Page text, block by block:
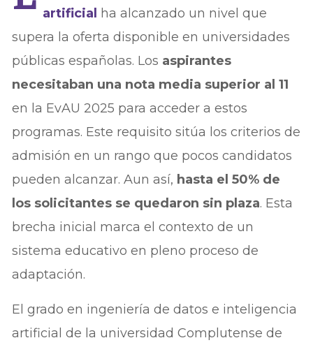
artificial
ha alcanzado un nivel que
supera la oferta disponible en universidades
públicas españolas. Los aspirantes
necesitaban una nota media superior al 11
en la EvAU 2025 para acceder a estos
programas. Este requisito sitúa los criterios de
admisión en un rango que pocos candidatos
pueden alcanzar. Aun así, hasta el 50% de
los solicitantes se quedaron sin plaza. Esta
brecha inicial marca el contexto de un
sistema educativo en pleno proceso de
adaptación.
El grado en ingeniería de datos e inteligencia
artificial de la universidad Complutense de